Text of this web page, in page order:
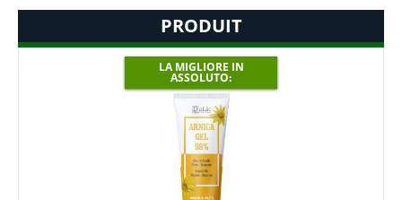
PRODUIT
LA MIGLIORE IN
ASSOLUTO: